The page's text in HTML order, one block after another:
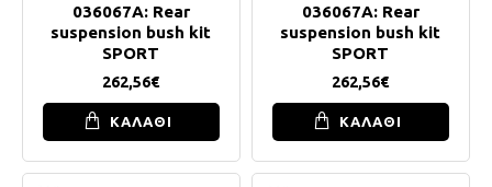
036067A: Rear
suspension bush kit
SPORT
262,56€
ΚΑΛΑΘΙ
036067A: Rear
suspension bush kit
SPORT
262,56€
ΚΑΛΑΘΙ